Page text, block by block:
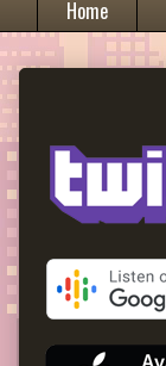
Home